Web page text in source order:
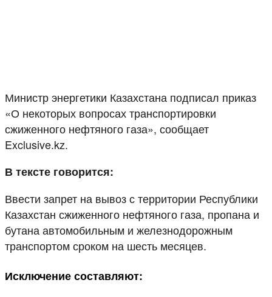
Министр энергетики Казахстана подписал приказ
«О некоторых вопросах транспортировки
сжиженного нефтяного газа», сообщает
Exclusive.kz.
В тексте говорится:
Ввести запрет на вывоз с территории Республики
Казахстан сжиженного нефтяного газа, пропана и
бутана автомобильным и железнодорожным
транспортом сроком на шесть месяцев.
Исключение составляют: